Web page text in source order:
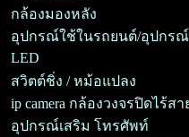
กล้องมองหลัง
อุปกรณ์ใช้ในรถยนต์/อุปกรณ์
LED
สวิตต์ชิ่ง / หม้อแปลง
ip camera กล้องวงจรปิดไร้สา
อุปกรณ์เสริม โทรศัพท์